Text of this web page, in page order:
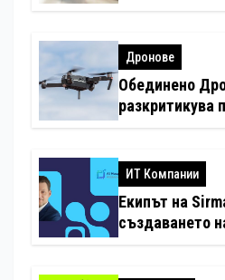
Дронове
Обединено
разкритикува
ИТ Компании
Екипът на
създаването